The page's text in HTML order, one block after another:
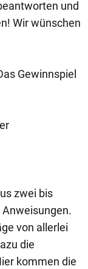
und
Wir wünschen
Gewinnspiel
zwei bis
von allerlei
die
kommen die